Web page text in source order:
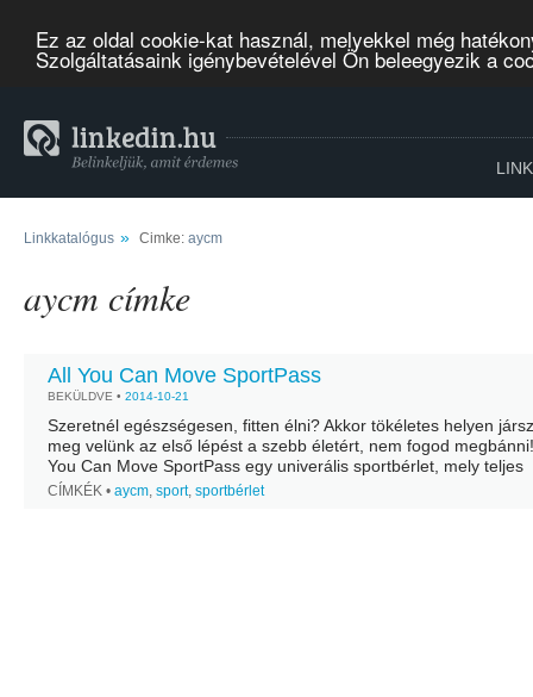
Ez az oldal cookie-kat használ, melyekkel még
Szolgáltatásaink igénybevételével Ön beleegyezik a
Linkkatalógus » Cimke: aycm
aycm címke
All You Can Move SportPass
BEKÜLDVE • 2014-10-21
Szeretnél egészségesen, fitten élni? Akkor tökéletes helyen
meg velünk az első lépést a szebb életért, nem fogod
You Can Move SportPass egy univerális sportbérlet, mely teljes
munkaidős alkalmazotti jogviszonyban dolgozók...
CÍMKÉK • aycm, sport, sportbérlet